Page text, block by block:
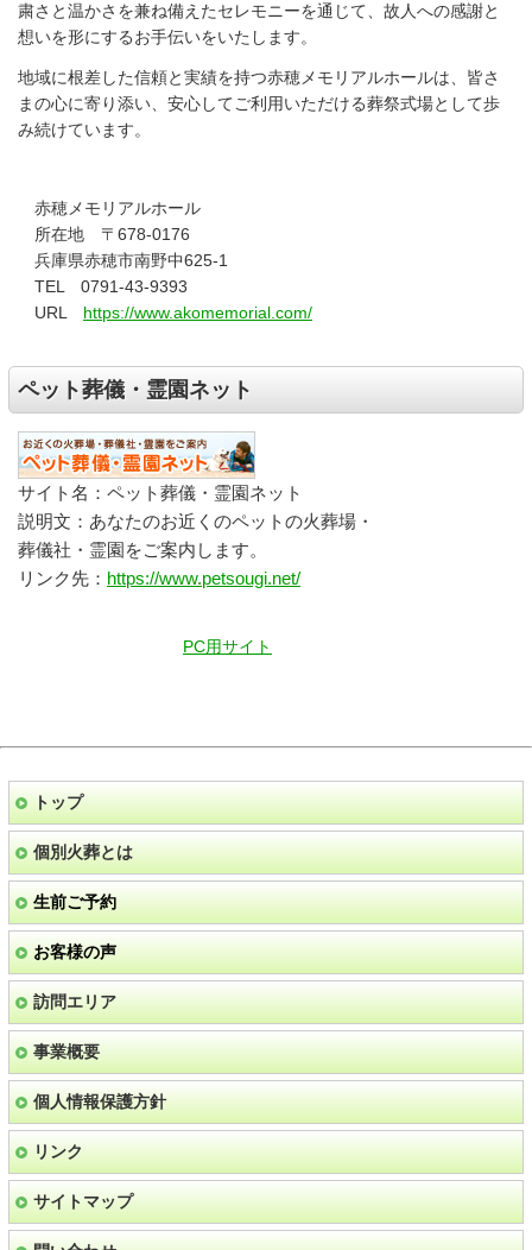
粛さと温かさを兼ね備えたセレモニーを通じて、故人への感謝と
想いを形にするお手伝いをいたします。
地域に根差した信頼と実績を持つ赤穂メモリアルホールは、皆さ
まの心に寄り添い、安心してご利用いただける葬祭式場として歩
み続けています。
赤穂メモリアルホール
所在地 〒678-0176
兵庫県赤穂市南野中625-1
TEL 0791-43-9393
URL https://www.akomemorial.com/
ペット葬儀・霊園ネット
サイト名：ペット葬儀・霊園ネット
説明文：あなたのお近くのペットの火葬場・
葬儀社・霊園をご案内します。
リンク先： https://www.petsougi.net/
PC用サイト
トップ
個別火葬とは
生前ご予約
お客様の声
訪問エリア
事業概要
個人情報保護方針
リンク
サイトマップ